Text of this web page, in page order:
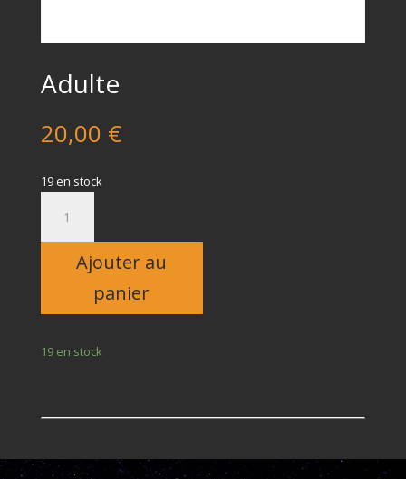
Adulte
20,00 €
19 en stock
Adulte
Ajouter au
panier
19 en stock